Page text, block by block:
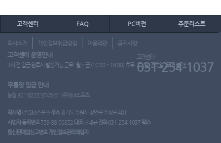
고객센터 FAQ PC버전 주문리스트
회사소개 개인정보취급방침 이용약관 공지사항
고객센터 운영안내
3시 전 입금 완료시 발송가능 근무 : 월 ~ 금 (10:00 ~ 16:00) 휴무 : 토, 일, 공휴일 (도매 불가)
고객센터
031-254-1037
무통장 입금 안내
농협 301-0225-3745-61 (주)SM스포츠
회사명 (주)SM스포츠주소경기도 수원시 장안구 수성로 401
사업자 등록번호759-88-00852 대표한대규 전화031-254-1037팩스
통신판매업신고번호 개인정보관리책임자